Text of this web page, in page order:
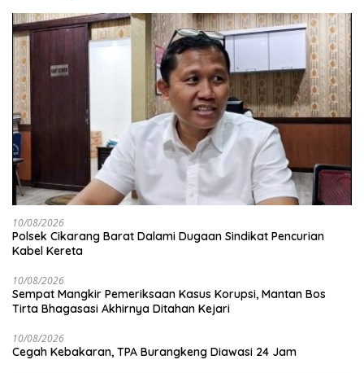
10/08/2026
Polsek Cikarang Barat Dalami Dugaan Sindikat Pencurian
Kabel Kereta
10/08/2026
Sempat Mangkir Pemeriksaan Kasus Korupsi, Mantan Bos
Tirta Bhagasasi Akhirnya Ditahan Kejari
10/08/2026
Cegah Kebakaran, TPA Burangkeng Diawasi 24 Jam